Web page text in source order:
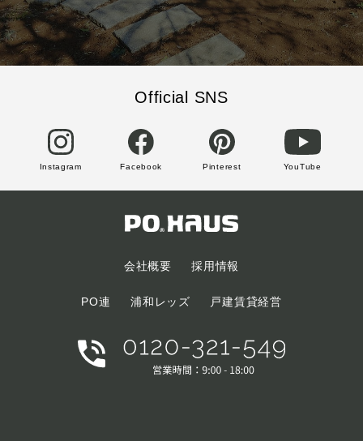
Official SNS
Instagram Facebook Pinterest YouTube
会社概要 採用情報
PO連 浦和レッズ 戸建賃貸経営